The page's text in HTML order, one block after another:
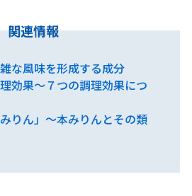
関連情報
な風味を形成する成分
効果～７つの調理効果につ
りん」～本みりんとその類